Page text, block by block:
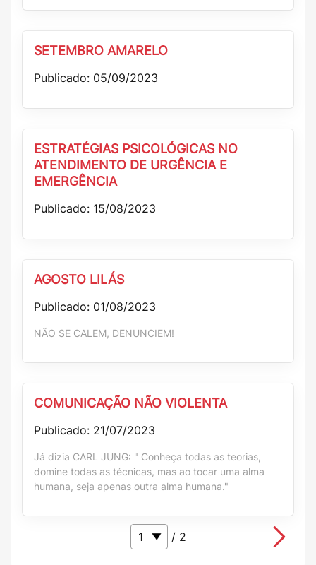
SETEMBRO AMARELO
Publicado: 05/09/2023
ESTRATÉGIAS PSICOLÓGICAS NO
ATENDIMENTO DE URGÊNCIA E
EMERGÊNCIA
Publicado: 15/08/2023
AGOSTO LILÁS
Publicado: 01/08/2023
NÃO SE CALEM, DENUNCIEM!
COMUNICAÇÃO NÃO VIOLENTA
Publicado: 21/07/2023
Já dizia CARL JUNG: " Conheça todas as teorias,
domine todas as técnicas, mas ao tocar uma alma
humana, seja apenas outra alma humana."
/ 2